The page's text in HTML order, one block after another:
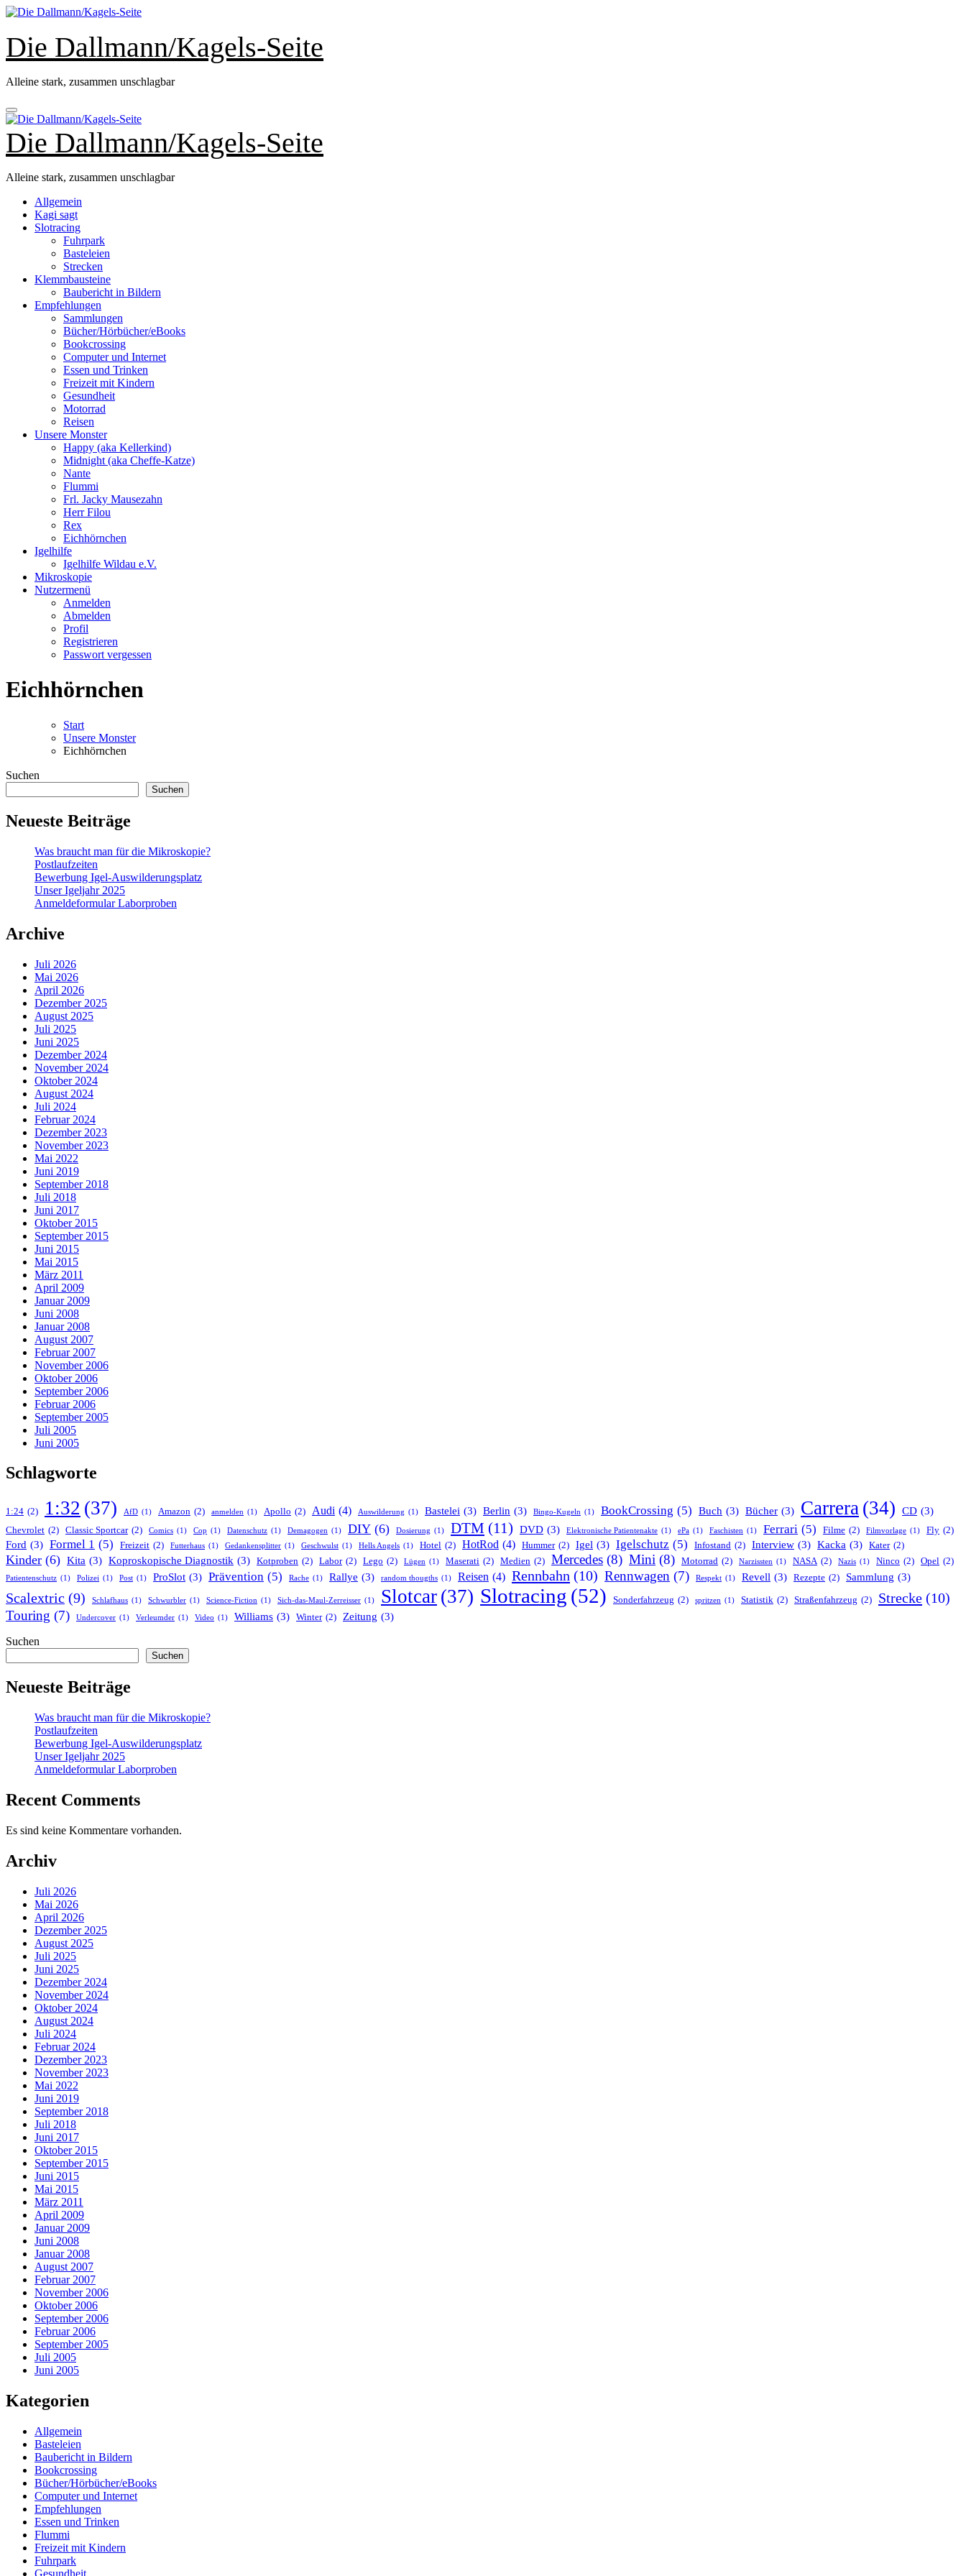
Zum
springen
Die Dallmann/Kagels-Seite
Alleine stark, zusammen unschlagbar
Die Dallmann/Kagels-Seite
Alleine stark, zusammen unschlagbar
Allgemein
Kagi sagt
Slotracing
Fuhrpark
Basteleien
Strecken
Klemmbausteine
Baubericht in Bildern
Empfehlungen
Sammlungen
Bücher/Hörbücher/eBooks
Bookcrossing
Computer und Internet
Essen und Trinken
Freizeit mit Kindern
Gesundheit
Motorrad
Reisen
Unsere Monster
Happy (aka Kellerkind)
Midnight (aka Cheffe-Katze)
Nante
Flummi
Frl. Jacky Mausezahn
Herr Filou
Rex
Eichhörnchen
Igelhilfe
Igelhilfe Wildau e.V.
Mikroskopie
Nutzermenü
Anmelden
Abmelden
Profil
Registrieren
Passwort vergessen
Eichhörnchen
Start
Unsere Monster
Eichhörnchen
Suchen
Suchen
Neueste Beiträge
Was braucht man für die Mikroskopie?
Postlaufzeiten
Bewerbung Igel-Auswilderungsplatz
Unser Igeljahr 2025
Anmeldeformular Laborproben
Archive
Juli 2026
Mai 2026
April 2026
Dezember 2025
August 2025
Juli 2025
Juni 2025
Dezember 2024
November 2024
Oktober 2024
August 2024
Juli 2024
Februar 2024
Dezember 2023
November 2023
Mai 2022
Juni 2019
September 2018
Juli 2018
Juni 2017
Oktober 2015
September 2015
Juni 2015
Mai 2015
März 2011
April 2009
Januar 2009
Juni 2008
Januar 2008
August 2007
Februar 2007
November 2006
Oktober 2006
September 2006
Februar 2006
September 2005
Juli 2005
Juni 2005
Schlagworte
1:24 (2) 1:32 (37) AfD (1) Amazon (2) anmelden (1) Apollo (2) Audi (4) Auswilderung (1) Bastelei (3) Berlin (3) Bingo-Kugeln (1) BookCrossing (5) Buch (3) Bücher (3) Carrera (34) CD (3)
Chevrolet (2) Classic Sportcar (2) Comics (1) Cop (1) Datenschutz (1) Demagogen (1) DIY (6) Dosierung (1) DTM (11) DVD (3) Elektronische Patientenakte (1) ePa (1) Faschisten (1) Ferrari (5) Filme (2) Filmvorlage (1) Fly (2)
Ford (3) Formel 1 (5) Freizeit (2) Futterhaus (1) Gedankensplitter (1) Geschwulst (1) Hells Angels (1) Hotel (2) HotRod (4) Hummer (2) Igel (3) Igelschutz (5) Infostand (2) Interview (3) Kacka (3) Kater (2)
Kinder (6) Kita (3) Koproskopische Diagnostik (3) Kotproben (2) Labor (2) Lego (2) Lügen (1) Maserati (2) Medien (2) Mercedes (8) Mini (8) Motorrad (2) Narzissten (1) NASA (2) Nazis (1) Ninco (2) Opel (2)
Patientenschutz (1) Polizei (1) Post (1) ProSlot (3) Prävention (5) Rache (1) Rallye (3) random thougths (1) Reisen (4) Rennbahn (10) Rennwagen (7) Respekt (1) Revell (3) Rezepte (2) Sammlung (3)
Scalextric (9) Schlafhaus (1) Schwurbler (1) Science-Fiction (1) Sich-das-Maul-Zerreisser (1) Slotcar (37) Slotracing (52) Sonderfahrzeug (2) spritzen (1) Statistik (2) Straßenfahrzeug (2) Strecke (10)
Touring (7) Undercover (1) Verleumder (1) Video (1) Williams (3) Winter (2) Zeitung (3)
Suchen
Suchen
Neueste Beiträge
Was braucht man für die Mikroskopie?
Postlaufzeiten
Bewerbung Igel-Auswilderungsplatz
Unser Igeljahr 2025
Anmeldeformular Laborproben
Recent Comments
Es sind keine Kommentare vorhanden.
Archiv
Juli 2026
Mai 2026
April 2026
Dezember 2025
August 2025
Juli 2025
Juni 2025
Dezember 2024
November 2024
Oktober 2024
August 2024
Juli 2024
Februar 2024
Dezember 2023
November 2023
Mai 2022
Juni 2019
September 2018
Juli 2018
Juni 2017
Oktober 2015
September 2015
Juni 2015
Mai 2015
März 2011
April 2009
Januar 2009
Juni 2008
Januar 2008
August 2007
Februar 2007
November 2006
Oktober 2006
September 2006
Februar 2006
September 2005
Juli 2005
Juni 2005
Kategorien
Allgemein
Basteleien
Baubericht in Bildern
Bookcrossing
Bücher/Hörbücher/eBooks
Computer und Internet
Empfehlungen
Essen und Trinken
Flummi
Freizeit mit Kindern
Fuhrpark
Gesundheit